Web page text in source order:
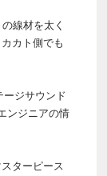
線材を太く
カト側でも
ジサウンド
ンジニアの情
ターピース